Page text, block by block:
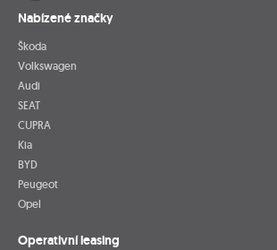
Nabízené značky
Škoda
Volkswagen
Audi
SEAT
CUPRA
Kia
BYD
Peugeot
Opel
Operativní leasing